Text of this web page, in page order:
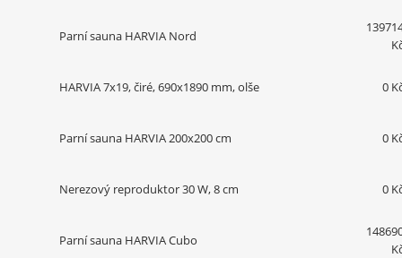
Parní sauna HARVIA Nord
HARVIA 7x19, čiré, 690x1890 mm, olše 0
Parní sauna HARVIA 200x200 cm 0
Nerezový reproduktor 30 W, 8 cm 0
Parní sauna HARVIA Cubo